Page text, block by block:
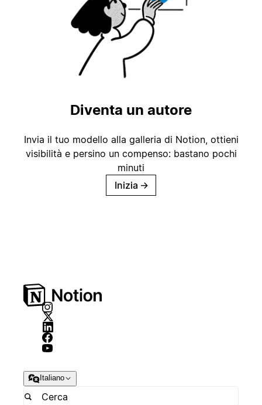
Diventa un autore
Invia il tuo modello alla galleria di Notion, ottieni
visibilità e persino un compenso: bastano pochi
minuti
Inizia →
Italiano